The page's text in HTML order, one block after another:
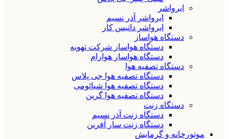
ایرواشر
ایرواشر آذر نسیم
ایرواشر داتیس کار
دستگاه هواساز
دستگاه هواساز شرکت تهویه
دستگاه هواساز هوارام
دستگاه تصفیه هوا
دستگاه تصفیه هوا جی پلاس
دستگاه تصفیه هوا شیائومی
دستگاه تصفیه هوا گرین
دستگاه زنت
دستگاه زنت آذر نسیم
دستگاه زنت سار آفرین
موتورخانه و گرمایش